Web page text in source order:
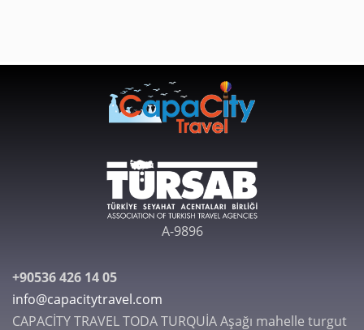
A-9896
+90536 426 14 05
info@capacitytravel.com
CAPACİTY TRAVEL TODA TURQUİA Aşağı mahelle turgut